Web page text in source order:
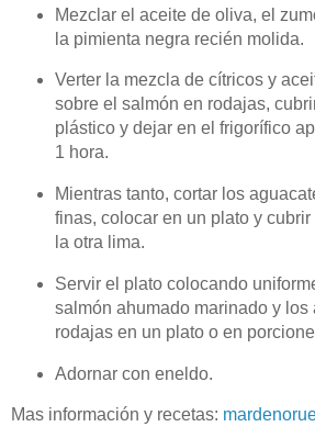
Mezclar el aceite de oliva, el
la pimienta negra recién molida.
Verter la mezcla de cítricos y
sobre el salmón en rodajas,
plástico y dejar en el frigorífico
1 hora.
Mientras tanto, cortar los
finas, colocar en un plato y
la otra lima.
Servir el plato colocando
salmón ahumado marinado y los
rodajas en un plato o en
Adornar con eneldo.
Mas información y recetas: